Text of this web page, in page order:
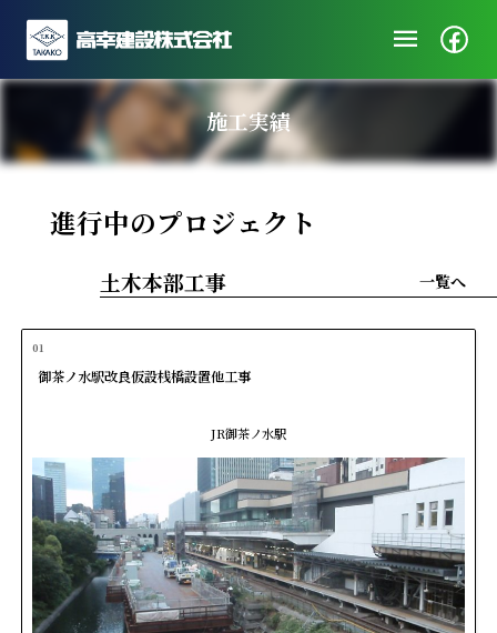
menu
企業情報
ニュース
社会・地域貢献
施工実績
進行中のプロジェクト
土木本部工事 一覧へ
01
御茶ノ水駅改良仮設桟橋設置他工事
JR御茶ノ水駅